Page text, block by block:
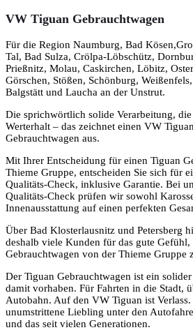
VW Tiguan Gebrauchtwagen
Für die Region Naumburg, Bad
Tal, Bad Sulza, Crölpa-Löbschütz,
Prießnitz, Molau, Caskirchen, Löbitz,
Görschen, Stößen, Schönburg,
Balgstätt und Laucha an der Unstrut.
Die sprichwörtlich solide Verarbeitung,
Werterhalt – das zeichnet einen VW
Gebrauchtwagen aus.
Mit Ihrer Entscheidung für einen Tiguan
Thieme Gruppe, entscheiden Sie sich für
Qualitäts-Check, inklusive Garantie. Bei
Qualitäts-Check prüfen wir sowohl
Innenausstattung auf einen perfekten
Über Bad Klosterlausnitz und Petersberg
deshalb viele Kunden für das gute Gefühl,
Gebrauchtwagen von der Thieme Gruppe
Der Tiguan Gebrauchtwagen ist ein
damit vorhaben. Für Fahrten in die Stadt,
Autobahn. Auf den VW Tiguan ist
unumstrittene Liebling unter den
und das seit vielen Generationen.